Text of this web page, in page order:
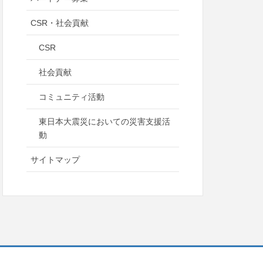
CSR・社会貢献
CSR
社会貢献
コミュニティ活動
東日本大震災においての災害支援活
動
サイトマップ